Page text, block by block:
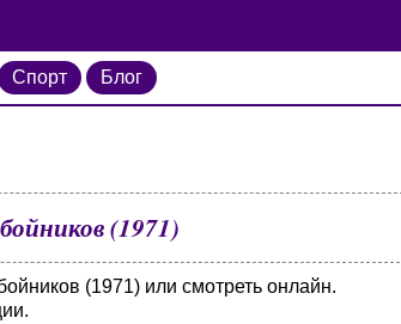
Спорт Блог
(1971)
(1971) или смотреть онлайн.